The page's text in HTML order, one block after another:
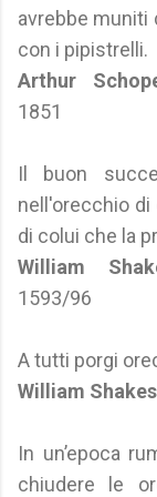
avrebbe muniti
con i pipistrelli.
Arthur
1851
Il buon
nell'orecchio di
di colui che la
William
1593/96
A tutti porgi
William
In un’epoca
chiudere le